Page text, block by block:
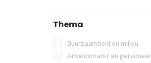
Thema
Duurzaamheid en milieu
Arbeidsmarkt en personeel